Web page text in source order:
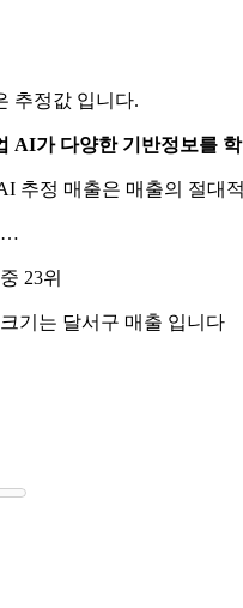
추정값 입니다.
AI가 다양한 기반정보를
추정 매출은 매출의 절대
…
23위
기는 달서구 매출 입니다